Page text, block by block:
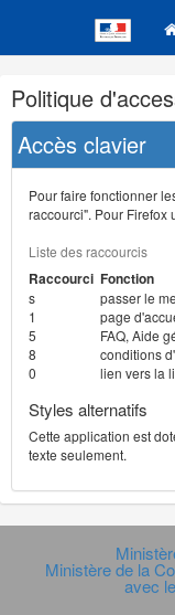
Navigation
et
outils
annexes
Politique
Accès clavier
Pour faire fonctionner
raccourci". Pour Firefox
Liste des raccourcis
Raccourci Fonction
s
passer le
1
page
5
FAQ, Aide
8
conditions
0
lien vers la
Styles alternatifs
Cette application est
texte seulement.
Ministère de la
avec